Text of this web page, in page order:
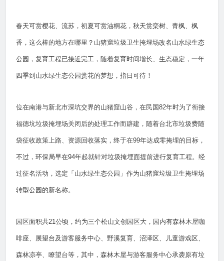
春天可赏樱花、流苏，初夏可赏油桐花，秋天赏栾树、青枫、枫
香，这么棒的地方在哪里？山猪窟垃圾卫生掩埋场改名山水绿生态
公园，复育工程已接近完工，随着复育时间增长、生态稳定，一年
四季到山水绿生态公园赏花的梦想，指日可待！
位在南港与新北市深坑交界的山猪窟山谷，在民国82年时为了衔接
福德坑垃圾掩埋场关闭后的处理工作而辟建，随着台北市垃圾费随
袋征收政策上路、资源回收落实，终于在99年达成零掩埋的目标，
不过，环保局早在94年起就针对垃圾掩埋面提前进行复育工程。经
过征名活动，选定「山水绿生态公园」作为山猪窟垃圾卫生掩埋场
转型公园的新名称。
园区面积共21公顷，约为三个松山文创园区大，园内有森林木屋咖
啡座、展望台及游客服务中心、野溪复育、沼泽区、儿童游戏区、
森林凉亭、瞭望台等，其中，森林木屋与游客服务中心承袭原有垃